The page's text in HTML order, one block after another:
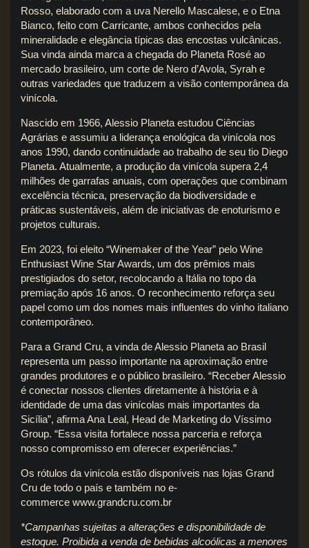
Rosso, elaborado com a uva Nerello Mascalese, e o Etna
Bianco, feito com Carricante, ambos conhecidos pela
mineralidade e elegância típicas das encostas vulcânicas.
Sua vinda ainda marca a chegada do Planeta Rosé ao
mercado brasileiro, um corte de Nero d’Avola, Syrah e
outras variedades que traduzem a visão contemporânea da
vinícola.
Nascido em 1966, Alessio Planeta estudou Ciências
Agrárias e assumiu a liderança enológica da vinícola nos
anos 1990, dando continuidade ao trabalho de seu tio Diego
Planeta. Atualmente, a produção da vinícola supera 2,4
milhões de garrafas anuais, com operações que combinam
excelência técnica, preservação da biodiversidade e
práticas sustentáveis, além de iniciativas de enoturismo e
projetos culturais.
Em 2023, foi eleito “Winemaker of the Year” pelo Wine
Enthusiast Wine Star Awards, um dos prêmios mais
prestigiados do setor, recolocando a Itália no topo da
premiação após 16 anos. O reconhecimento reforça seu
papel como um dos nomes mais influentes do vinho italiano
contemporâneo.
Para a Grand Cru, a vinda de Alessio Planeta ao Brasil
representa um passo importante na aproximação entre
grandes produtores e o público brasileiro. “Receber Alessio
é conectar nossos clientes diretamente à história e à
identidade de uma das vinícolas mais importantes da
Sicília”, afirma Ana Leal, Head de Marketing do Víssimo
Group. “Essa visita fortalece nossa parceria e reforça
nosso compromisso em oferecer experiências.”
Os rótulos da vinícola estão disponíveis nas lojas Grand
Cru de todo o país e também no e-
commerce www.grandcru.com.br
*Campanhas sujeitas a alterações e disponibilidade de
estoque. Proibida a venda de bebidas alcoólicas a menores